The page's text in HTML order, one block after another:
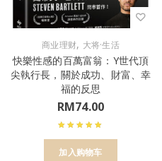
商业理财, 大将·生活
快樂性感的百萬富翁：Y世代頂
尖執行長，關於成功、財富、幸
福的反思
RM74.00
加入购物车